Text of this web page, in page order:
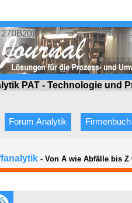
PAT - Technologie und
Forum Analytik Firmenbuch
- Von A wie Abfälle bis Z